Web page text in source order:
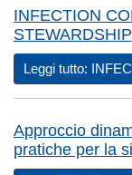
INFECTION
STEWARDSHIP
Leggi tutto:
Approccio
pratiche per la